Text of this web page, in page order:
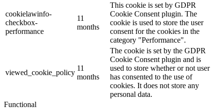
cookielawinfo-
checkbox-
performance
11
months
This cookie is set by GDPR
Cookie Consent plugin. The
cookie is used to store the user
consent for the cookies in the
category "Performance".
viewed_cookie_policy
11
months
The cookie is set by the GDPR
Cookie Consent plugin and is
used to store whether or not user
has consented to the use of
cookies. It does not store any
personal data.
Functional